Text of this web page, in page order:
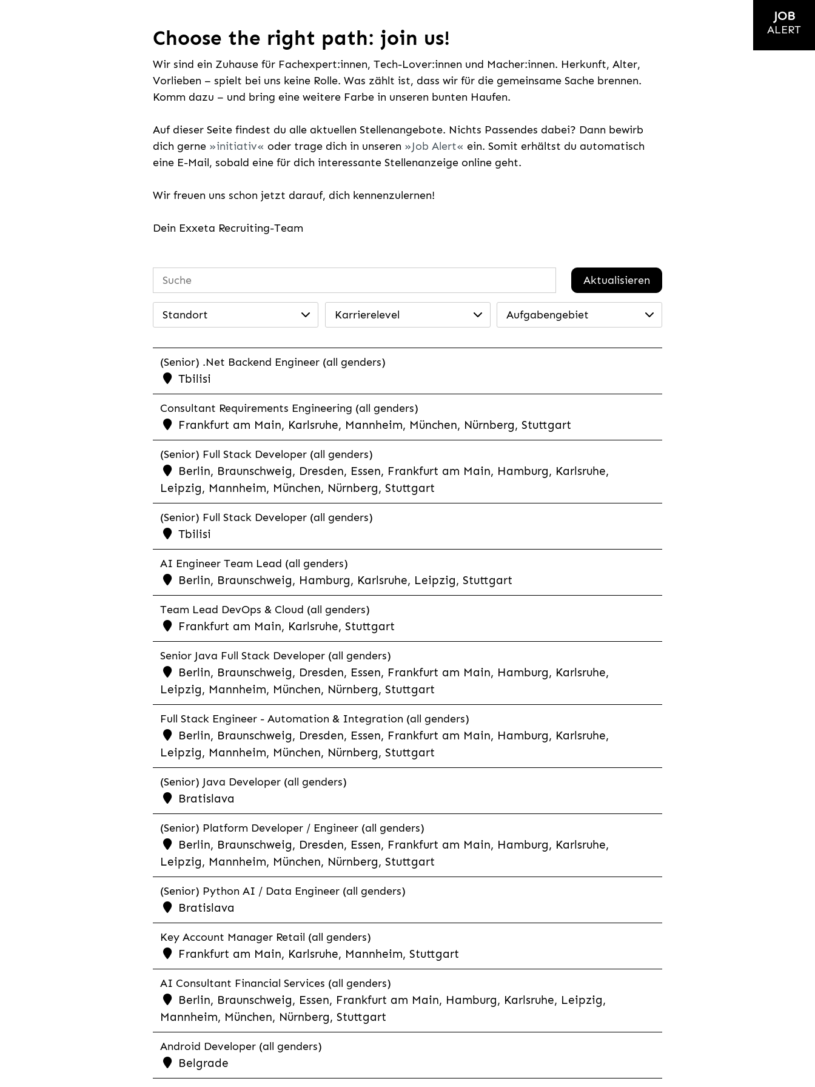
Choose the right path: join us!
Wir sind ein Zuhause für Fachexpert:innen, Tech-Lover:innen und Macher:innen. Herkunft, Alter,
Vorlieben – spielt bei uns keine Rolle. Was zählt ist, dass wir für die gemeinsame Sache brennen.
Komm dazu – und bring eine weitere Farbe in unseren bunten Haufen.
Auf dieser Seite findest du alle aktuellen Stellenangebote. Nichts Passendes dabei? Dann bewirb
dich gerne
initiativ oder trage dich in unseren Job Alert
ein. Somit erhältst du automatisch
eine E-Mail, sobald eine für dich interessante Stellenanzeige online geht.
Wir freuen uns schon jetzt darauf, dich kennenzulernen!
Dein Exxeta Recruiting-Team
Aktualisieren
Standort Karrierelevel Aufgabengebiet
(Senior) .Net Backend Engineer (all genders)
Tbilisi
Consultant Requirements Engineering (all genders)
Frankfurt am Main, Karlsruhe, Mannheim, München, Nürnberg, Stuttgart
(Senior) Full Stack Developer (all genders)
Berlin, Braunschweig, Dresden, Essen, Frankfurt am Main, Hamburg, Karlsruhe,
Leipzig, Mannheim, München, Nürnberg, Stuttgart
(Senior) Full Stack Developer (all genders)
Tbilisi
AI Engineer Team Lead (all genders)
Berlin, Braunschweig, Hamburg, Karlsruhe, Leipzig, Stuttgart
Team Lead DevOps & Cloud (all genders)
Frankfurt am Main, Karlsruhe, Stuttgart
Senior Java Full Stack Developer (all genders)
Berlin, Braunschweig, Dresden, Essen, Frankfurt am Main, Hamburg, Karlsruhe,
Leipzig, Mannheim, München, Nürnberg, Stuttgart
Full Stack Engineer - Automation & Integration (all genders)
Berlin, Braunschweig, Dresden, Essen, Frankfurt am Main, Hamburg, Karlsruhe,
Leipzig, Mannheim, München, Nürnberg, Stuttgart
(Senior) Java Developer (all genders)
Bratislava
(Senior) Platform Developer / Engineer (all genders)
Berlin, Braunschweig, Dresden, Essen, Frankfurt am Main, Hamburg, Karlsruhe,
Leipzig, Mannheim, München, Nürnberg, Stuttgart
(Senior) Python AI / Data Engineer (all genders)
Bratislava
Key Account Manager Retail (all genders)
Frankfurt am Main, Karlsruhe, Mannheim, Stuttgart
AI Consultant Financial Services (all genders)
Berlin, Braunschweig, Essen, Frankfurt am Main, Hamburg, Karlsruhe, Leipzig,
Mannheim, München, Nürnberg, Stuttgart
Android Developer (all genders)
Belgrade
JOB
ALERT